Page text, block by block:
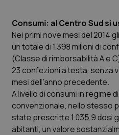
Quotidiano Oncologia
Quotidiano Pediatria
Rene & patologie
Salute orale & impianti
Sangue &
Consumi: al Centro Sud si
Nei primi nove mesi del 2014
un totale di 1.398 milioni di
(Classe di rimborsabilità A e
23 confezioni a testa, senza
mesi dell’anno precedente.
A livello di consumi in regime
convenzionale, nello stesso
state prescritte 1.035,9 dosi
abitanti, un valore